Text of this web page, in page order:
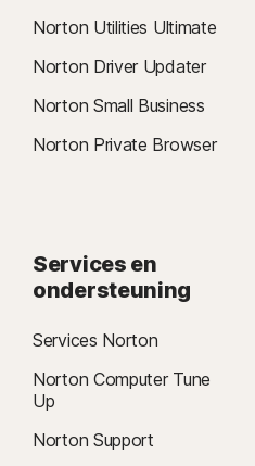
Norton Utilities Ultimate
Norton Driver Updater
Norton Small Business
Norton Private Browser
Services en
ondersteuning
Services Norton
Norton Computer Tune
Up
Norton Support